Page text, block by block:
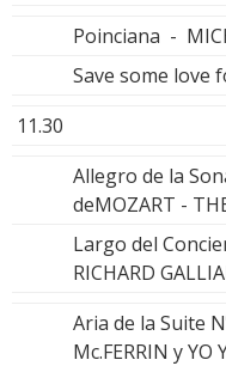
Poinciana -
Save some love
11.30
Allegro de la
deMOZART -
Largo del
RICHARD
Aria de la Suite
Mc.FERRIN y YO